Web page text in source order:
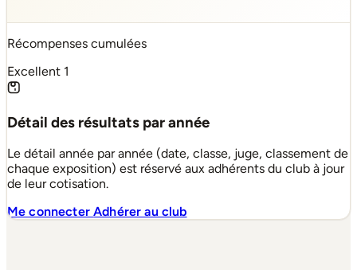
Récompenses cumulées
Excellent 1
Détail des résultats par année
Le détail année par année (date, classe, juge, classement de
chaque exposition) est réservé aux adhérents du club à jour
de leur cotisation.
Me connecterAdhérer au club